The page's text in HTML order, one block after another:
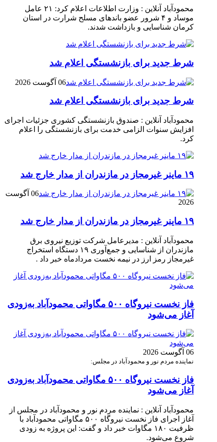
محمودآباد آنلاین : وزارت اطلاعات اعلام کرد: ۲۱ عامل
موساد و ۴ شرور عضو باند‌های مسلح شرارت در استان
کرمان شناسایی و بازداشت شدند.
شرط جدید برای بازنشستگی اعلام شد
06 آگوست 2026
شرط جدید برای بازنشستگی اعلام شد
محمودآباد آنلاین : صندوق بازنشستگی کشوری جزئیات اجرای
افزایش سنوات الزامی خدمت برای بازنشستگی را اعلام
کرد.
۱۹ ماینر غیرمجاز در مازندران از مدار خارج شد
06 آگوست
2026
۱۹ ماینر غیرمجاز در مازندران از مدار خارج شد
محمودآباد آنلاین : مدیرعامل شرکت توزیع نیروی برق
مازندران از شناسایی و جمع‌آوری ۱۹ دستگاه استخراج
غیرمجاز رمز ارز در نیمه نخست مردادماه خبر داد .
فاز نخست نیروگاه ۵۰۰ مگاواتی محمودآباد به‌زودی
آغاز می‌شود
06 آگوست 2026
نماینده مردم نور و محمودآباد در مجلس:
فاز نخست نیروگاه ۵۰۰ مگاواتی محمودآباد به‌زودی
آغاز می‌شود
محمودآباد آنلاین : نماینده مردم نور و محمودآباد در مجلس از
آغاز اجرای فاز نخست نیروگاه ۵۰۰ مگاواتی محمودآباد با
ظرفیت ۱۸۰ مگاوات خبر داد و گفت: این پروژه به زودی
شروع می‌شود.